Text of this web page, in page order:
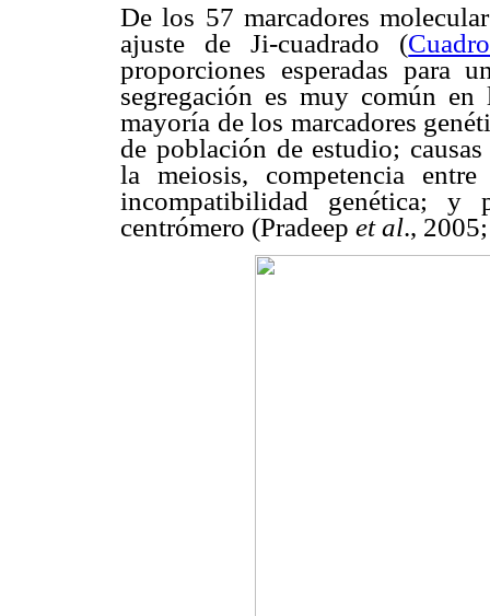
De los 57 marcadores
ajuste de Ji-cuadrado (
proporciones esperadas para
segregación es muy común
mayoría de los marcadores
de población de estudio;
la meiosis, competencia
incompatibilidad genética;
centrómero (Pradeep et al.,